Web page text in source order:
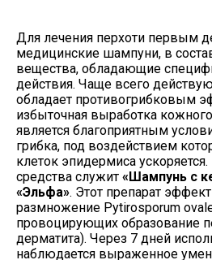
Для лечения перхоти первым
медицинские шампуни, в
вещества, обладающие
действия. Чаще всего
обладает противогрибковым
избыточная выработка
является благоприятным
грибка, под воздействием
клеток эпидермиса
средства служит «Шампунь с
«Эльфа». Этот препарат
размножение Pytirosporum
провоцирующих образование
дерматита). Через 7 дней
наблюдается выраженное